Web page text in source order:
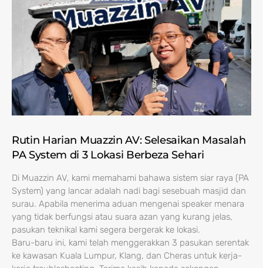
Rutin Harian Muazzin AV: Selesaikan Masalah
PA System di 3 Lokasi Berbeza Sehari
Di Muazzin AV, kami memahami bahawa sistem siar raya (PA
System) yang lancar adalah nadi bagi sesebuah masjid dan
surau. Apabila menerima aduan mengenai speaker menara
yang tidak berfungsi atau suara azan yang kurang jelas,
pasukan teknikal kami segera bergerak ke lokasi.
Baru-baru ini, kami telah menggerakkan 3 pasukan serentak
ke kawasan Kuala Lumpur, Klang, dan Cheras untuk kerja-